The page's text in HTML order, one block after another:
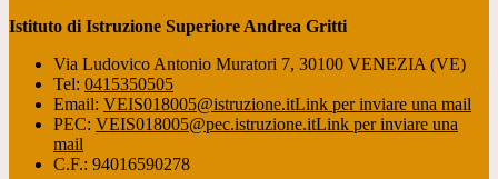
Istituto di Istruzione Superiore Andrea Gritti
Via Ludovico Antonio Muratori 7, 30100 VENEZIA (VE)
Tel: 0415350505
Email: VEIS018005@istruzione.itLink per inviare una mail
PEC: VEIS018005@pec.istruzione.itLink per inviare una
mail
C.F.: 94016590278